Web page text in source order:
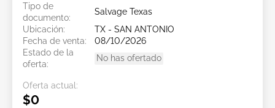
Tipo de
documento:
Salvage Texas
Ubicación:
TX - SAN ANTONIO
Fecha de venta:
08/10/2026
Estado de la
oferta:
No has ofertado
Oferta actual:
$0